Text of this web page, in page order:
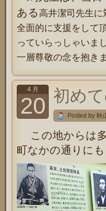
ある 高井潔司先生
全面的に支援をして
っていらっしゃいま
一層尊敬の念を抱き
4 月
20 初め
Posted by 秋
この地からは多
町なかの通りに